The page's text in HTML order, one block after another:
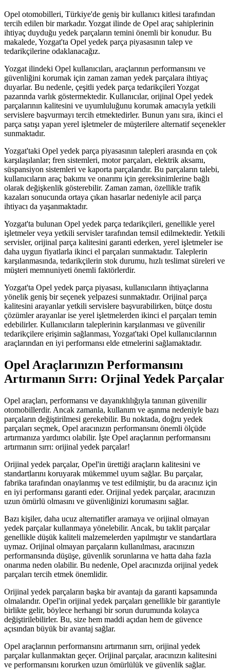
Opel otomobilleri, Türkiye'de geniş bir kullanıcı kitlesi tarafından
tercih edilen bir markadır. Yozgat ilinde de Opel araç sahiplerinin
ihtiyaç duyduğu yedek parçaların temini önemli bir konudur. Bu
makalede, Yozgat'ta Opel yedek parça piyasasının talep ve
tedarikçilerine odaklanacağız.
Yozgat ilindeki Opel kullanıcıları, araçlarının performansını ve
güvenliğini korumak için zaman zaman yedek parçalara ihtiyaç
duyarlar. Bu nedenle, çeşitli yedek parça tedarikçileri Yozgat
pazarında varlık göstermektedir. Kullanıcılar, orijinal Opel yedek
parçalarının kalitesini ve uyumluluğunu korumak amacıyla yetkili
servislere başvurmayı tercih etmektedirler. Bunun yanı sıra, ikinci el
parça satışı yapan yerel işletmeler de müşterilere alternatif seçenekler
sunmaktadır.
Yozgat'taki Opel yedek parça piyasasının talepleri arasında en çok
karşılaşılanlar; fren sistemleri, motor parçaları, elektrik aksamı,
süspansiyon sistemleri ve kaporta parçalarıdır. Bu parçaların talebi,
kullanıcıların araç bakımı ve onarımı için gereksinimlerine bağlı
olarak değişkenlik gösterebilir. Zaman zaman, özellikle trafik
kazaları sonucunda ortaya çıkan hasarlar nedeniyle acil parça
ihtiyacı da yaşanmaktadır.
Yozgat'ta bulunan Opel yedek parça tedarikçileri, genellikle yerel
işletmeler veya yetkili servisler tarafından temsil edilmektedir. Yetkili
servisler, orijinal parça kalitesini garanti ederken, yerel işletmeler ise
daha uygun fiyatlarla ikinci el parçaları sunmaktadır. Taleplerin
karşılanmasında, tedarikçilerin stok durumu, hızlı teslimat süreleri ve
müşteri memnuniyeti önemli faktörlerdir.
Yozgat'ta Opel yedek parça piyasası, kullanıcıların ihtiyaçlarına
yönelik geniş bir seçenek yelpazesi sunmaktadır. Orijinal parça
kalitesini arayanlar yetkili servislere başvurabilirken, bütçe dostu
çözümler arayanlar ise yerel işletmelerden ikinci el parçaları temin
edebilirler. Kullanıcıların taleplerinin karşılanması ve güvenilir
tedarikçilere erişimin sağlanması, Yozgat'taki Opel kullanıcılarının
araçlarından en iyi performansı elde etmelerini sağlamaktadır.
Opel Araçlarınızın Performansını
Artırmanın Sırrı: Orjinal Yedek Parçalar
Opel araçları, performansı ve dayanıklılığıyla tanınan güvenilir
otomobillerdir. Ancak zamanla, kullanım ve aşınma nedeniyle bazı
parçaların değiştirilmesi gerekebilir. Bu noktada, doğru yedek
parçaları seçmek, Opel aracınızın performansını önemli ölçüde
artırmanıza yardımcı olabilir. İşte Opel araçlarının performansını
artırmanın sırrı: orijinal yedek parçalar!
Orijinal yedek parçalar, Opel'in ürettiği araçların kalitesini ve
standartlarını koruyarak mükemmel uyum sağlar. Bu parçalar,
fabrika tarafından onaylanmış ve test edilmiştir, bu da aracınız için
en iyi performansı garanti eder. Orijinal yedek parçalar, aracınızın
uzun ömürlü olmasını ve güvenliğinizi korumasını sağlar.
Bazı kişiler, daha ucuz alternatifler aramaya ve orijinal olmayan
yedek parçalar kullanmaya yönelebilir. Ancak, bu taklit parçalar
genellikle düşük kaliteli malzemelerden yapılmıştır ve standartlara
uymaz. Orijinal olmayan parçaların kullanılması, aracınızın
performansında düşüşe, güvenlik sorunlarına ve hatta daha fazla
onarıma neden olabilir. Bu nedenle, Opel aracınızda orijinal yedek
parçaları tercih etmek önemlidir.
Orijinal yedek parçaların başka bir avantajı da garanti kapsamında
olmalarıdır. Opel'in orijinal yedek parçaları genellikle bir garantiyle
birlikte gelir, böylece herhangi bir sorun durumunda kolayca
değiştirilebilirler. Bu, size hem maddi açıdan hem de güvence
açısından büyük bir avantaj sağlar.
Opel araçlarının performansını artırmanın sırrı, orijinal yedek
parçalar kullanmaktan geçer. Orijinal parçalar, aracınızın kalitesini
ve performansını korurken uzun ömürlülük ve güvenlik sağlar.